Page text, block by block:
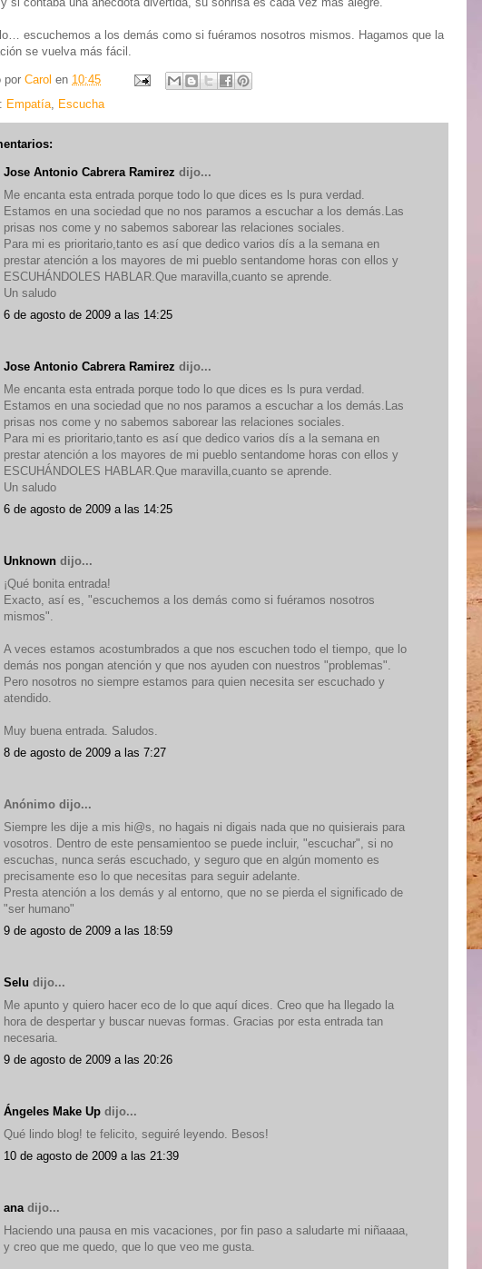
escuchemos a los demás como si fuéramos nosotros mismos. Hagamos que la
se vuelva más fácil.
por Carol en 10:45
Empatía, Escucha
Jose Antonio Cabrera Ramirez dijo...
Me encanta esta entrada porque todo lo que dices es ls pura verdad.
Estamos en una sociedad que no nos paramos a escuchar a los demás.Las
prisas nos come y no sabemos saborear las relaciones sociales.
Para mi es prioritario,tanto es así que dedico varios dís a la semana en
prestar atención a los mayores de mi pueblo sentandome horas con ellos y
ESCUHÁNDOLES HABLAR.Que maravilla,cuanto se aprende.
Un saludo
6 de agosto de 2009 a las 14:25
Jose Antonio Cabrera Ramirez dijo...
Me encanta esta entrada porque todo lo que dices es ls pura verdad.
Estamos en una sociedad que no nos paramos a escuchar a los demás.Las
prisas nos come y no sabemos saborear las relaciones sociales.
Para mi es prioritario,tanto es así que dedico varios dís a la semana en
prestar atención a los mayores de mi pueblo sentandome horas con ellos y
ESCUHÁNDOLES HABLAR.Que maravilla,cuanto se aprende.
Un saludo
6 de agosto de 2009 a las 14:25
Unknown dijo...
¡Qué bonita entrada!
Exacto, así es, "escuchemos a los demás como si fuéramos nosotros
mismos".
A veces estamos acostumbrados a que nos escuchen todo el tiempo, que lo
demás nos pongan atención y que nos ayuden con nuestros "problemas".
Pero nosotros no siempre estamos para quien necesita ser escuchado y
atendido.
Muy buena entrada. Saludos.
8 de agosto de 2009 a las 7:27
Anónimo dijo...
Siempre les dije a mis hi@s, no hagais ni digais nada que no quisierais para
vosotros. Dentro de este pensamientoo se puede incluir, "escuchar", si no
escuchas, nunca serás escuchado, y seguro que en algún momento es
precisamente eso lo que necesitas para seguir adelante.
Presta atención a los demás y al entorno, que no se pierda el significado de
"ser humano"
9 de agosto de 2009 a las 18:59
Selu dijo...
Me apunto y quiero hacer eco de lo que aquí dices. Creo que ha llegado la
hora de despertar y buscar nuevas formas. Gracias por esta entrada tan
necesaria.
9 de agosto de 2009 a las 20:26
Ángeles Make Up dijo...
Qué lindo blog! te felicito, seguiré leyendo. Besos!
10 de agosto de 2009 a las 21:39
anadijo...
Haciendo una pausa en mis vacaciones, por fin paso a saludarte mi niñaaaa,
y creo que me quedo, que lo que veo me gusta.